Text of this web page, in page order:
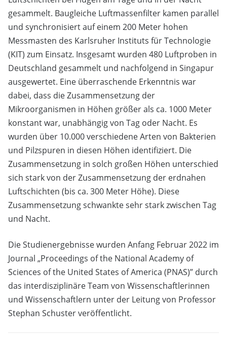
gesammelt. Baugleiche Luftmassenfilter kamen parallel
und synchronisiert auf einem 200 Meter hohen
Messmasten des Karlsruher Instituts für Technologie
(KIT) zum Einsatz. Insgesamt wurden 480 Luftproben in
Deutschland gesammelt und nachfolgend in Singapur
ausgewertet. Eine überraschende Erkenntnis war
dabei, dass die Zusammensetzung der
Mikroorganismen in Höhen größer als ca. 1000 Meter
konstant war, unabhängig von Tag oder Nacht. Es
wurden über 10.000 verschiedene Arten von Bakterien
und Pilzspuren in diesen Höhen identifiziert. Die
Zusammensetzung in solch großen Höhen unterschied
sich stark von der Zusammensetzung der erdnahen
Luftschichten (bis ca. 300 Meter Höhe). Diese
Zusammensetzung schwankte sehr stark zwischen Tag
und Nacht.
Die Studienergebnisse wurden Anfang Februar 2022 im
Journal „Proceedings of the National Academy of
Sciences of the United States of America (PNAS)” durch
das interdisziplinäre Team von Wissenschaftlerinnen
und Wissenschaftlern unter der Leitung von Professor
Stephan Schuster veröffentlicht.